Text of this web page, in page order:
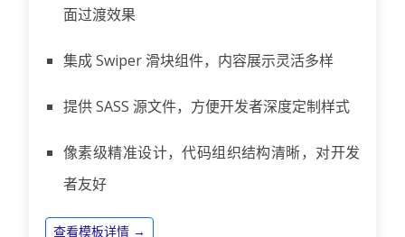
面过渡效果
集成 Swiper 滑块组件，内容展示灵活多样
提供 SASS 源文件，方便开发者深度定制样式
像素级精准设计，代码组织结构清晰，对开发
者友好
查看模板详情 →